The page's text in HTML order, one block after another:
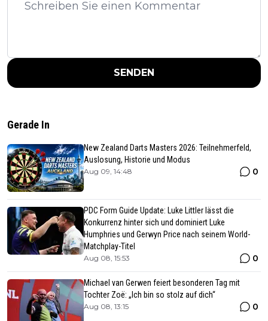
SENDEN
Gerade In
New Zealand Darts Masters 2026: Teilnehmerfeld,
Auslosung, Historie und Modus
Aug 09, 14:48 0
PDC Form Guide Update: Luke Littler lässt die
Konkurrenz hinter sich und dominiert Luke
Humphries und Gerwyn Price nach seinem World-
Matchplay-Titel
Aug 08, 15:53 0
Michael van Gerwen feiert besonderen Tag mit
Tochter Zoë: „Ich bin so stolz auf dich“
Aug 08, 13:15 0